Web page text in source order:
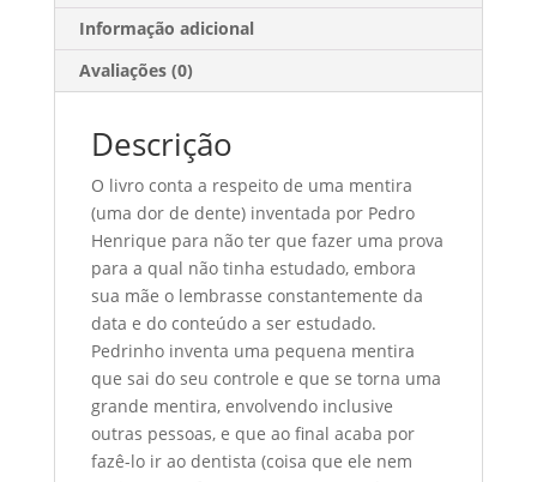
Informação adicional
Avaliações (0)
Descrição
O livro conta a respeito de uma mentira
(uma dor de dente) inventada por Pedro
Henrique para não ter que fazer uma prova
para a qual não tinha estudado, embora
sua mãe o lembrasse constantemente da
data e do conteúdo a ser estudado.
Pedrinho inventa uma pequena mentira
que sai do seu controle e que se torna uma
grande mentira, envolvendo inclusive
outras pessoas, e que ao final acaba por
fazê-lo ir ao dentista (coisa que ele nem